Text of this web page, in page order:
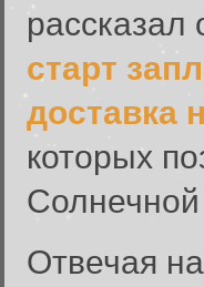
рассказал
старт
доставка
которых
Отвечая